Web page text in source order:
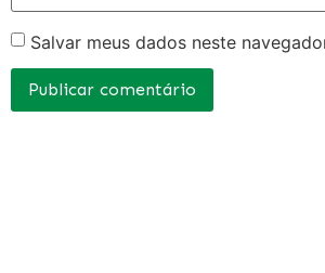
Salvar meus dados neste